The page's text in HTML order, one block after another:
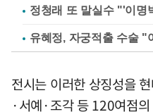
정청래 또 말실수 "'이
유혜정, 자궁적출 수술
전시는 이러한 상징성을
·서예·조각 등 120여점